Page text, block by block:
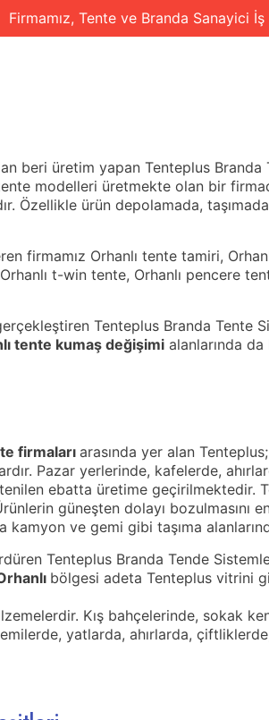
Firmamız, Tente ve Branda Sanayici
beri üretim yapan Tenteplus
modelleri üretmekte olan bir
Özellikle ürün depolamada,
firmamız Orhanlı tente tamiri,
t-win tente, Orhanlı pencere
Tenteplus Branda
tente kumaş değişimi alanlarında
firmaları arasında yer alan
Pazar yerlerinde, kafelerde,
ebatta üretime geçirilmektedir.
güneşten dolayı
kamyon ve gemi gibi taşıma
Tenteplus Branda Tende
bölgesi adeta Tenteplus vitrini
Kış bahçelerinde, sokak
yatlarda, ahırlarda,